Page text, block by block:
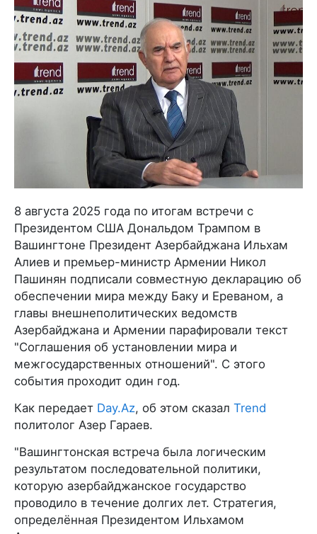
8 августа 2025 года по итогам встречи с
Президентом США Дональдом Трампом в
Вашингтоне Президент Азербайджана Ильхам
Алиев и премьер-министр Армении Никол
Пашинян подписали совместную декларацию об
обеспечении мира между Баку и Ереваном, а
главы внешнеполитических ведомств
Азербайджана и Армении парафировали текст
"Соглашения об установлении мира и
межгосударственных отношений". С этого
события проходит один год.
Как передает Day.Az, об этом сказал Trend
политолог Азер Гараев.
"Вашингтонская встреча была логическим
результатом последовательной политики,
которую азербайджанское государство
проводило в течение долгих лет. Стратегия,
определённая Президентом Ильхамом